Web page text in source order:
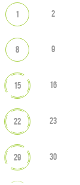
1 2
8 9
15 16
22 23
29 30